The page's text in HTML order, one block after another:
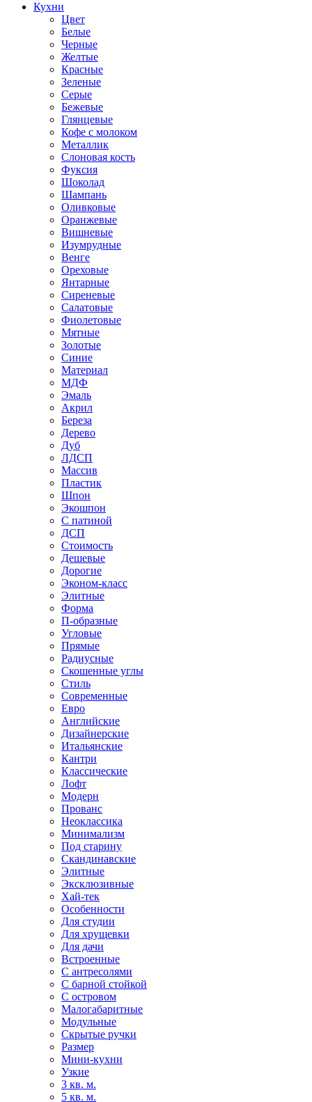
Кухни
Цвет
Белые
Черные
Желтые
Красные
Зеленые
Серые
Бежевые
Глянцевые
Кофе с молоком
Металлик
Слоновая кость
Фуксия
Шоколад
Шампань
Оливковые
Оранжевые
Вишневые
Изумрудные
Венге
Ореховые
Янтарные
Сиреневые
Салатовые
Фиолетовые
Мятные
Золотые
Синие
Материал
МДФ
Эмаль
Акрил
Береза
Дерево
Дуб
ЛДСП
Массив
Пластик
Шпон
Экошпон
С патиной
ДСП
Стоимость
Дешевые
Дорогие
Эконом-класс
Элитные
Форма
П-образные
Угловые
Прямые
Радиусные
Скошенные углы
Стиль
Современные
Евро
Английские
Дизайнерские
Итальянские
Кантри
Классические
Лофт
Модерн
Прованс
Неоклассика
Минимализм
Под старину
Скандинавские
Элитные
Эксклюзивные
Хай-тек
Особенности
Для студии
Для хрущевки
Для дачи
Встроенные
С антресолями
С барной стойкой
С островом
Малогабаритные
Модульные
Скрытые ручки
Размер
Мини-кухни
Узкие
3 кв. м.
5 кв. м.